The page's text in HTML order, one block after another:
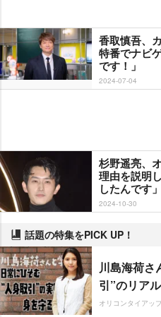
香取慎吾、
特番でナビ
です！」
2024-07-04
杉野遥亮、
理由を説明
したんです」
2024-10-30
話題の特集をPICK UP！
川島海荷さ
引”のリアル
オリコンタイアッ